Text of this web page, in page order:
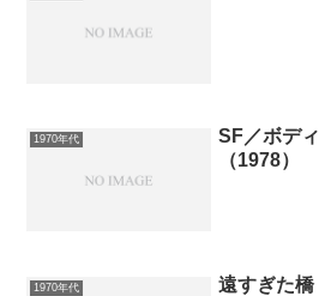
1970年代
SF／ボデ
（1978）
1970年代 遠すぎた橋